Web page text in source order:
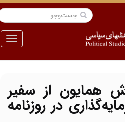
منو
همایون از سفیر
در روزنامه